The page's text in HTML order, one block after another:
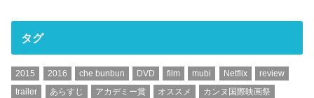
タグ
2015 2016 che bunbun DVD film mubi Netflix
review
trailer
あらすじ アカデミー賞 オススメ
カンヌ国際映画祭